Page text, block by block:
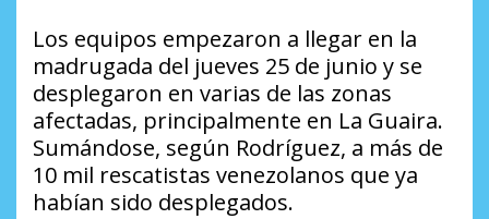
Los equipos empezaron a llegar en la
madrugada del jueves 25 de junio y se
desplegaron en varias de las zonas
afectadas, principalmente en La Guaira.
Sumándose, según Rodríguez, a más de
10 mil rescatistas venezolanos que ya
habían sido desplegados.